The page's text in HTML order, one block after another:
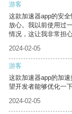
游客
这款加速器app的安
放心。我以前使用过
情况，这让我非常担心
2024-02-05
游客
这款加速器app的加
望开发者能够优化一下
2024-02-05